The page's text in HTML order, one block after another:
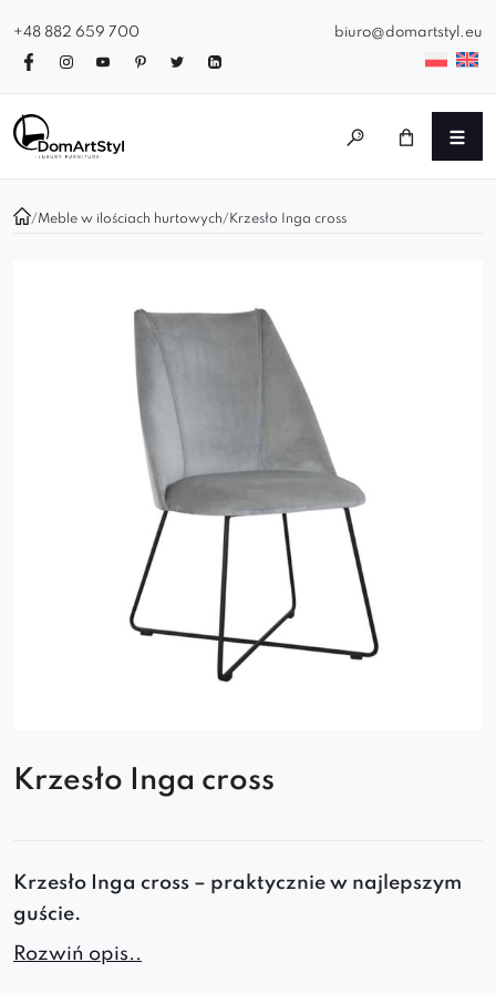
+48 882 659 700 biuro@domartstyl.eu
/Meble w ilościach hurtowych/ Krzesło Inga cross
Krzesło Inga cross
Krzesło Inga cross – praktycznie w najlepszym
guście.
Rozwiń opis..